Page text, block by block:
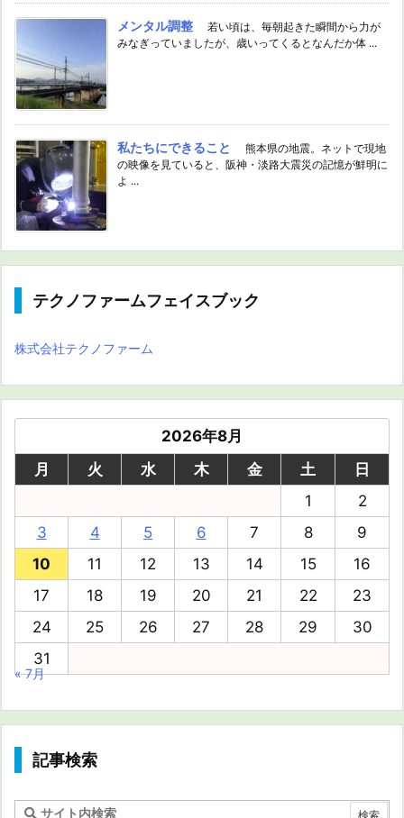
メンタル調整
若い頃は、毎朝起きた瞬間から力が
みなぎっていましたが、歳いってくるとなんだか体 ...
私たちにできること
熊本県の地震。ネットで現地
の映像を見ていると、阪神・淡路大震災の記憶が鮮明に
よ ...
テクノファームフェイスブック
株式会社テクノファーム
2026年8月
月
火 水 木 金 土
日
1
2
3
4 5 6 7 8
9
10
11 12 13 14 15
16
17
18 19 20 21 22
23
24
25 26 27 28 29
30
31
« 7月
記事検索